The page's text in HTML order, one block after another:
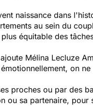
naissance dans
au sein du
équitable des
Mélina Lecluze
on ne
proches ou par des
ou sa partenaire, pour